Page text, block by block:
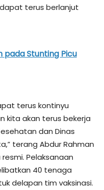
terus berlanjut
pada Stunting Picu
terus kontinyu
kita akan terus bekerja
dan Dinas
terang Abdur Rahman
Pelaksanaan
40 tenaga
delapan tim vaksinasi.